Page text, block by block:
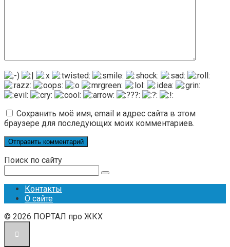
Сохранить моё имя, email и адрес сайта в этом
браузере для последующих моих комментариев.
Поиск по сайту
Контакты
О сайте
© 2026 ПОРТАЛ про ЖКХ